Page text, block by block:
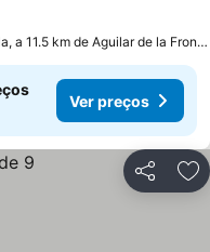
a 11.5 km de Aguilar de la
Ver preços
Partilhar